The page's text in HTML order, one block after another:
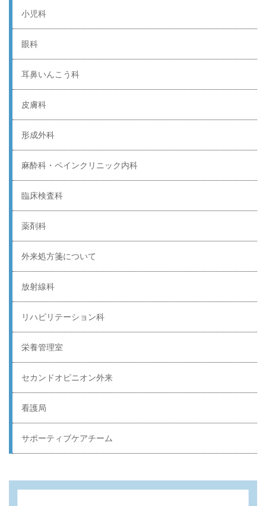
小児科
眼科
耳鼻いんこう科
皮膚科
形成外科
麻酔科・ペインクリニック内科
臨床検査科
薬剤科
外来処方箋について
放射線科
リハビリテーション科
栄養管理室
セカンドオピニオン外来
看護局
サポーティブケアチーム